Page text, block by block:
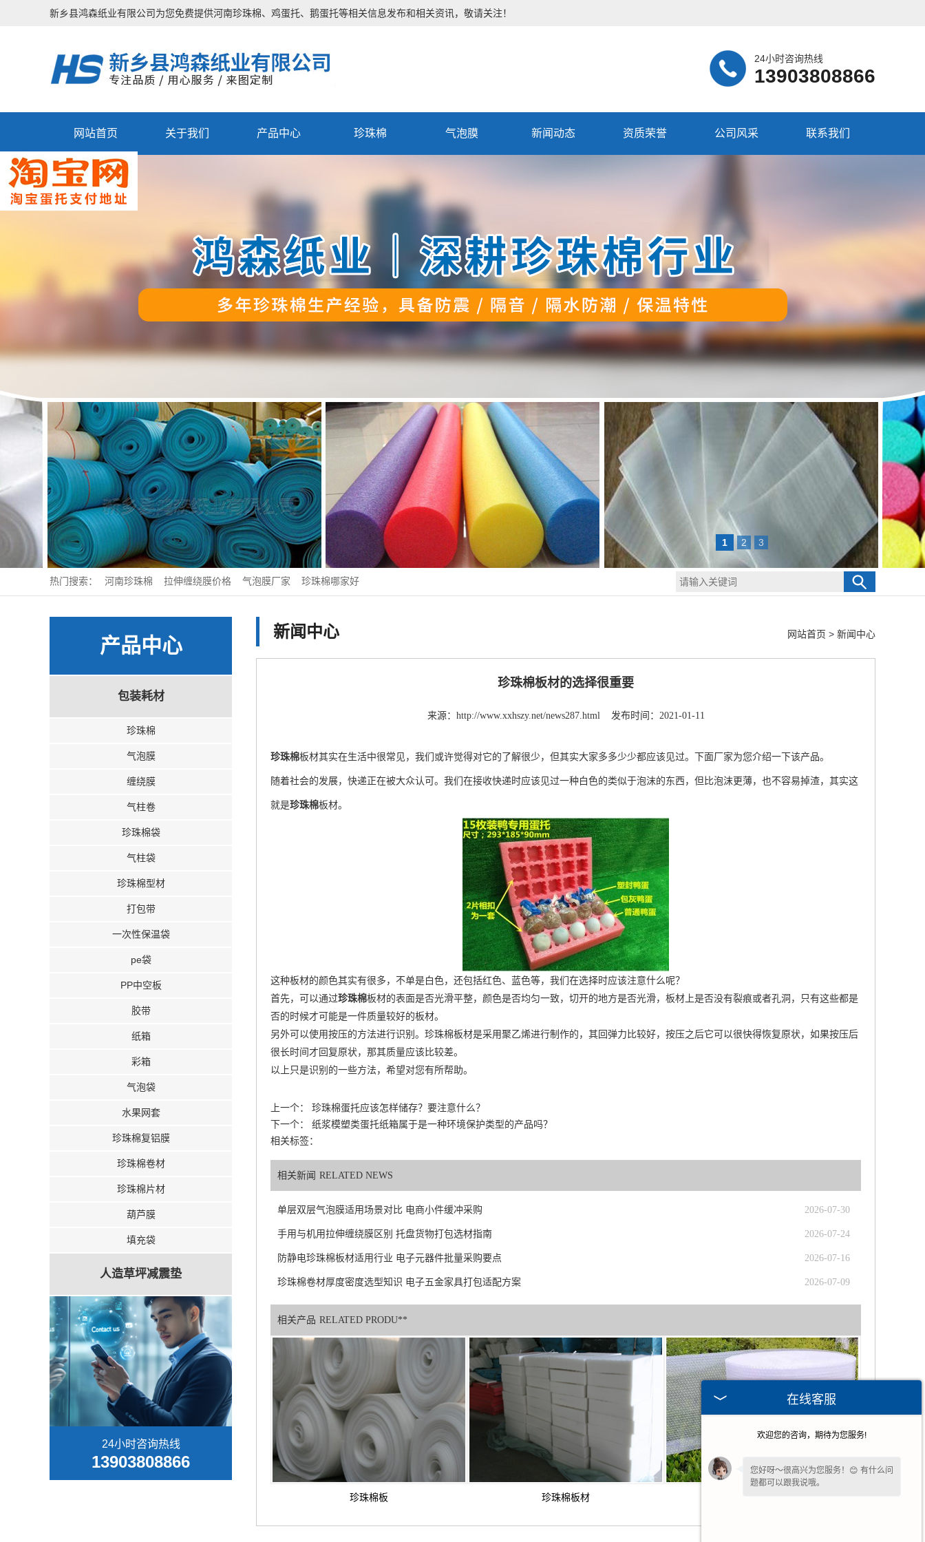
新乡县鸿森纸业有限公司为您免费提供河南珍珠棉、鸡蛋托、鹅蛋托等相关信息发布和相关资讯，敬请关注！
24小时咨询热线
13903808866
网站首页 关于我们 产品中心 珍珠棉 气泡膜 新闻动态 资质荣誉 公司风采 联系我们
1 2 3
热门搜索： 河南珍珠棉 拉伸缠绕膜价格 气泡膜厂家 珍珠棉哪家好
产品中心
包装耗材
珍珠棉
气泡膜
缠绕膜
气柱卷
珍珠棉袋
气柱袋
珍珠棉型材
打包带
一次性保温袋
pe袋
PP中空板
胶带
纸箱
彩箱
气泡袋
水果网套
珍珠棉复铝膜
珍珠棉卷材
珍珠棉片材
葫芦膜
填充袋
人造草坪减震垫
24小时咨询热线
13903808866
新闻中心 网站首页 > 新闻中心
珍珠棉板材的选择很重要
来源： http://www.xxhszy.net/news287.html 发布时间：2021-01-11
珍珠棉板材其实在生活中很常见，我们或许觉得对它的了解很少，但其实大家多多少少都应该见过。下面厂家为您介绍一下该产品。
随着社会的发展，快递正在被大众认可。我们在接收快递时应该见过一种白色的类似于泡沫的东西，但比泡沫更薄，也不容易掉渣，其实这
就是珍珠棉板材。
这种板材的颜色其实有很多，不单是白色，还包括红色、蓝色等，我们在选择时应该注意什么呢？
首先，可以通过珍珠棉板材的表面是否光滑平整，颜色是否均匀一致，切开的地方是否光滑，板材上是否没有裂痕或者孔洞，只有这些都是
否的时候才可能是一件质量较好的板材。
另外可以使用按压的方法进行识别。珍珠棉板材是采用聚乙烯进行制作的，其回弹力比较好，按压之后它可以很快得恢复原状，如果按压后
很长时间才回复原状，那其质量应该比较差。
以上只是识别的一些方法，希望对您有所帮助。
上一个：
珍珠棉蛋托应该怎样储存？要注意什么？
下一个：
纸浆模塑类蛋托纸箱属于是一种环境保护类型的产品吗？
相关标签：
相关新闻 RELATED NEWS
单层双层气泡膜适用场景对比 电商小件缓冲采购 2026-07-30
手用与机用拉伸缠绕膜区别 托盘货物打包选材指南 2026-07-24
防静电珍珠棉板材适用行业 电子元器件批量采购要点 2026-07-16
珍珠棉卷材厚度密度选型知识 电子五金家具打包适配方案 2026-07-09
相关产品 RELATED PRODU**
珍珠棉板 珍珠棉板材
在线客服
欢迎您的咨询，期待为您服务!
您好呀～很高兴为您服务！😊 有什么问
题都可以跟我说哦。